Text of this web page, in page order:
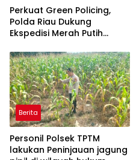
Perkuat Green Policing,
Polda Riau Dukung
Ekspedisi Merah Putih
Penanaman Mangrove
Berita
Personil Polsek TPTM
lakukan Peninjauan jagung